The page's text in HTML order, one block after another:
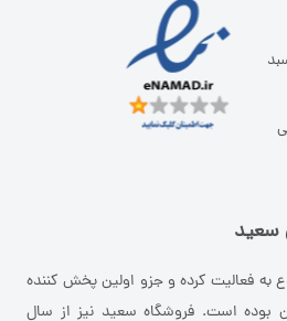
سعید
ما از سال ۱۳۵۰ شروع به فعالیت کرده و جزو اولین پخش کننده
بوده است. فروشگاه سعید نیز از سال